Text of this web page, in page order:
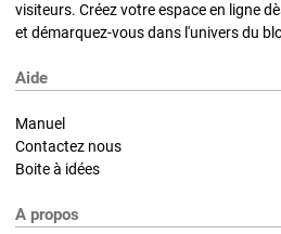
visiteurs. Créez votre espace en ligne
et démarquez-vous dans l'univers du
Aide
Manuel
Contactez nous
Boite à idées
A propos